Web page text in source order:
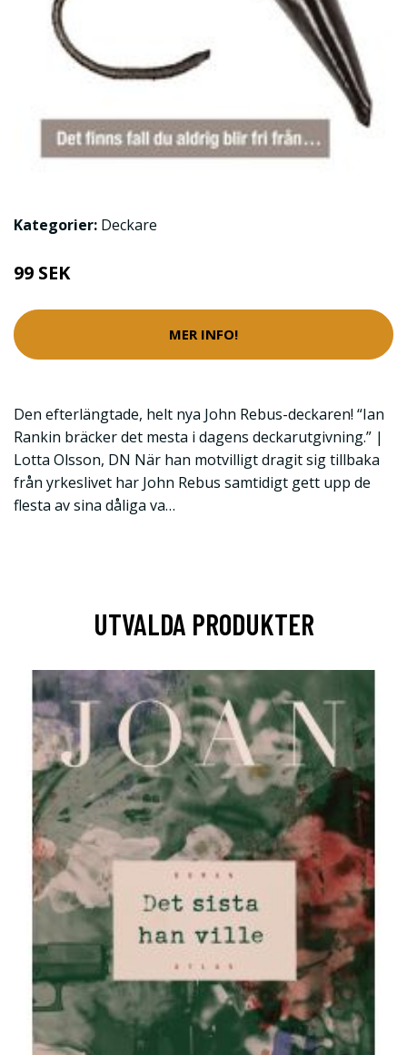
Kategorier: Deckare
99 SEK
MER INFO!
Den efterlängtade, helt nya John Rebus-deckaren! “Ian
Rankin bräcker det mesta i dagens deckarutgivning.” |
Lotta Olsson, DN När han motvilligt dragit sig tillbaka
från yrkeslivet har John Rebus samtidigt gett upp de
flesta av sina dåliga va…
UTVALDA PRODUKTER